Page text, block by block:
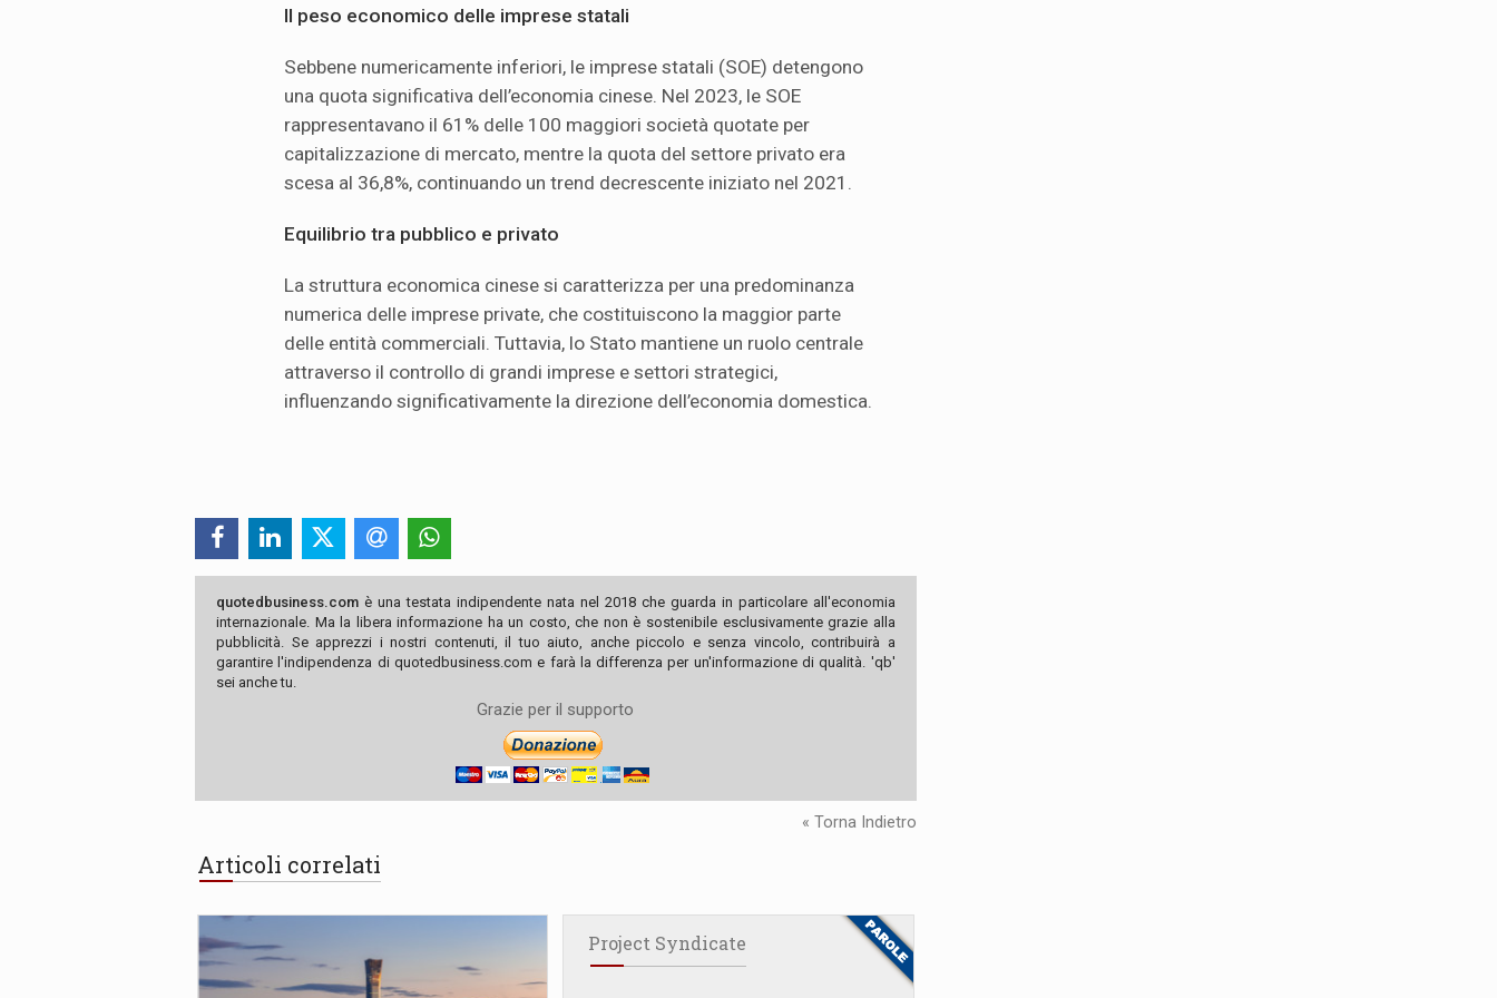
Il peso economico delle imprese statali
Sebbene numericamente inferiori, le imprese statali (SOE) detengono
una quota significativa dell’economia cinese. Nel 2023, le SOE
rappresentavano il 61% delle 100 maggiori società quotate per
capitalizzazione di mercato, mentre la quota del settore privato era
scesa al 36,8%, continuando un trend decrescente iniziato nel 2021.
Equilibrio tra pubblico e privato
La struttura economica cinese si caratterizza per una predominanza
numerica delle imprese private, che costituiscono la maggior parte
delle entità commerciali. Tuttavia, lo Stato mantiene un ruolo centrale
attraverso il controllo di grandi imprese e settori strategici,
influenzando significativamente la direzione dell’economia domestica.
quotedbusiness.com è una testata indipendente nata nel 2018 che guarda in particolare all'economia
internazionale. Ma la libera informazione ha un costo, che non è sostenibile esclusivamente grazie alla
pubblicità. Se apprezzi i nostri contenuti, il tuo aiuto, anche piccolo e senza vincolo, contribuirà a
garantire l'indipendenza di quotedbusiness.com e farà la differenza per un'informazione di qualità. 'qb'
sei anche tu.
Grazie per il supporto
« Torna Indietro
Articoli correlati
Project Syndicate